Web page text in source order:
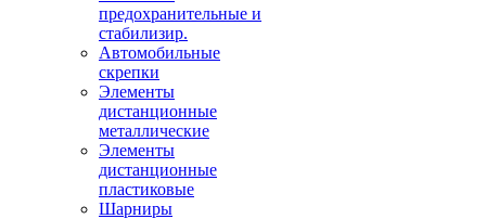
предохранительные и
стабилизир.
Автомобильные
скрепки
Элементы
дистанционные
металлические
Элементы
дистанционные
пластиковые
Шарниры